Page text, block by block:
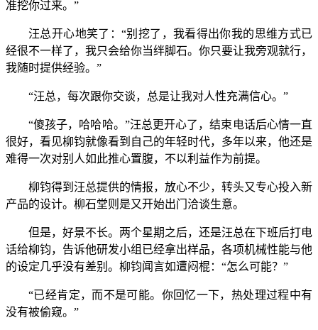
准挖你过来。”
汪总开心地笑了：“别挖了，我看得出你我的思维方式已
经很不一样了，我只会给你当绊脚石。你只要让我旁观就行，
我随时提供经验。”
“汪总，每次跟你交谈，总是让我对人性充满信心。”
“傻孩子，哈哈哈。”汪总更开心了，结束电话后心情一直
很好，看见柳钧就像看到自己的年轻时代，多年以来，他还是
难得一次对别人如此推心置腹，不以利益作为前提。
柳钧得到汪总提供的情报，放心不少，转头又专心投入新
产品的设计。柳石堂则是又开始出门洽谈生意。
但是，好景不长。两个星期之后，还是汪总在下班后打电
话给柳钧，告诉他研发小组已经拿出样品，各项机械性能与他
的设定几乎没有差别。柳钧闻言如遭闷棍：“怎么可能？”
“已经肯定，而不是可能。你回忆一下，热处理过程中有
没有被偷窥。”